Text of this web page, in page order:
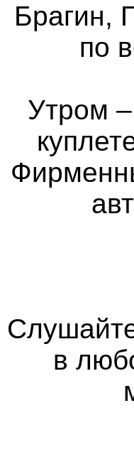
Брагин,
по
Утром
в